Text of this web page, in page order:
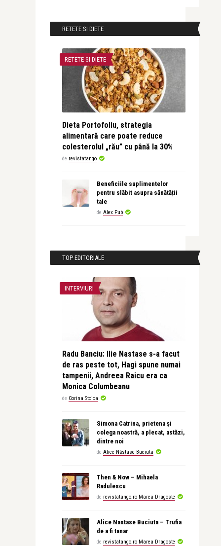
RETETE SI DIETE
RETETE SI DIETE
Dieta Portofoliu, strategia
alimentară care poate reduce
colesterolul „rău” cu până la 30%
de revistatango
Beneficiile suplimentelor
pentru slăbit asupra sănătății
tale
de Alex Pub
TOP EDITORIALE
INTERVIURI
Radu Banciu: Ilie Nastase s-a facut
de ras peste tot, Hagi spune numai
tampenii, Andreea Raicu era ca
Monica Columbeanu
de Corina Stoica
Simona Catrina, prietena și
colega noastră, a plecat, astăzi,
dintre noi
de Alice Năstase Buciuta
Then & Now – Mihaela
Radulescu
de revistatango.ro Marea Dragoste
Alice Nastase Buciuta – Trufia
de a fi tanar
de revistatango.ro Marea Dragoste